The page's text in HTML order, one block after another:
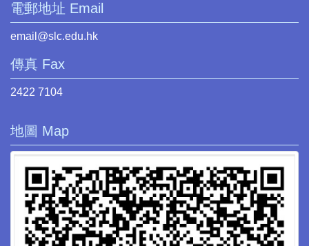
電郵地址 Email
email@slc.edu.hk
傳真 Fax
2422 7104
地圖 Map